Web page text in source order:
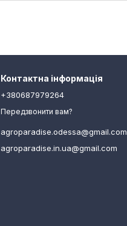
Контактна інформація
+380687979264
Передзвонити вам?
agroparadise.odessa@gmail.com
agroparadise.in.ua@gmail.com